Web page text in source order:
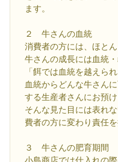
ます。
２ 牛さんの血統
消費者の方には、ほと
牛さんの成長には血統
「餌では血統を越えら
血統からどんな牛さん
する生産者さんにお預け
そんな見た目には表れ
費者の方に変わり責任
３ 牛さんの肥育期間